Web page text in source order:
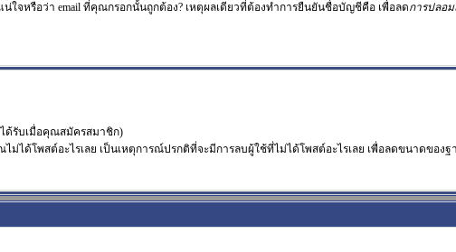
จหรือว่า email ที่คุณกรอกนั้นถูกต้อง? เหตุผลเดียวที่ต้องทำการยืนยันชื่อบัญชีคือ เพื่อลดการปลอ
ได้รับเมื่อคุณสมัครสมาชิก)
ม่ได้โพสต์อะไรเลย เป็นเหตุการณ์ปรกติที่จะมีการลบผู้ใช้ที่ไม่ได้โพสต์อะไรเลย เพื่อลดขนาดขอ